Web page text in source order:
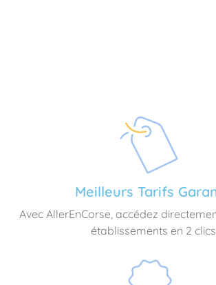
Meilleurs Tarifs
Avec AllerEnCorse, accédez
établissements en 2